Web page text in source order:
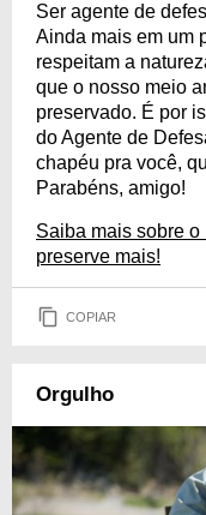
Ser agente de
Ainda mais em um
respeitam a
que o nosso meio
preservado. É por
do Agente de
chapéu pra você,
Parabéns, amigo!
Saiba mais sobre
preserve mais!
COPIAR
Orgulho